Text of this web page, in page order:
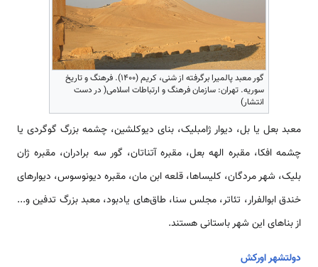
گور معبد پالمیرا برگرفته از شنی، کریم (۱۴۰۰). فرهنگ و تاریخ
سوریه. تهران: سازمان فرهنگ و ارتباطات اسلامی( در دست
انتشار)
معبد بعل یا بل، دیوار ژامبلیک، بنای دیوکلشین، چشمه بزرگ گوگردی یا
چشمه افکا، مقبره الهه بعل، مقبره آتناتان، گور سه برادران، مقبره ژان
بلیک، شهر مردگان، کلیساها، قلعه ابن مان، مقبره دیونوسوس، دیوارهای
خندق ابوالفرار، تئاتر، مجلس سنا، طاق‌های یادبود، معبد بزرگ تدفین و...
از بناهای این شهر باستانی هستند.
دولت­شهر اورکش